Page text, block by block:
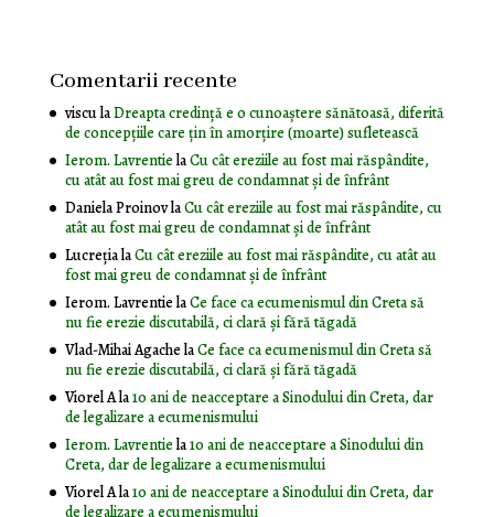
Comentarii recente
visculaDreapta credință e o cunoaștere sănătoasă, diferită
de concepțiile care țin în amorțire (moarte) sufletească
Ierom. LavrentielaCu cât ereziile au fost mai răspândite,
cu atât au fost mai greu de condamnat și de înfrânt
Daniela ProinovlaCu cât ereziile au fost mai răspândite, cu
atât au fost mai greu de condamnat și de înfrânt
LucrețialaCu cât ereziile au fost mai răspândite, cu atât au
fost mai greu de condamnat și de înfrânt
Ierom. LavrentielaCe face ca ecumenismul din Creta să
nu fie erezie discutabilă, ci clară și fără tăgadă
Vlad-Mihai AgachelaCe face ca ecumenismul din Creta să
nu fie erezie discutabilă, ci clară și fără tăgadă
Viorel Ala10 ani de neacceptare a Sinodului din Creta, dar
de legalizare a ecumenismului
Ierom. Lavrentiela10 ani de neacceptare a Sinodului din
Creta, dar de legalizare a ecumenismului
Viorel Ala10 ani de neacceptare a Sinodului din Creta, dar
de legalizare a ecumenismului